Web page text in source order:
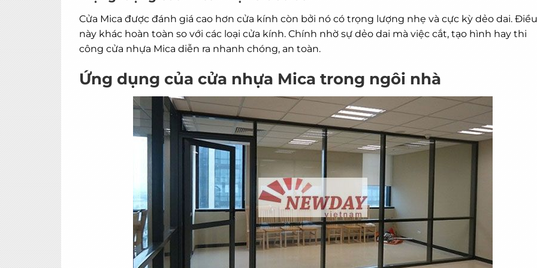
Cửa Mica được đánh giá cao hơn cửa kính còn bởi nó có trọng lượng nhẹ và cực kỳ dẻo dai. Điều
này khác hoàn toàn so với các loại cửa kính. Chính nhờ sự dẻo dai mà việc cắt, tạo hình hay thi
công cửa nhựa Mica diễn ra nhanh chóng, an toàn.
Ứng dụng của cửa nhựa Mica trong ngôi nhà